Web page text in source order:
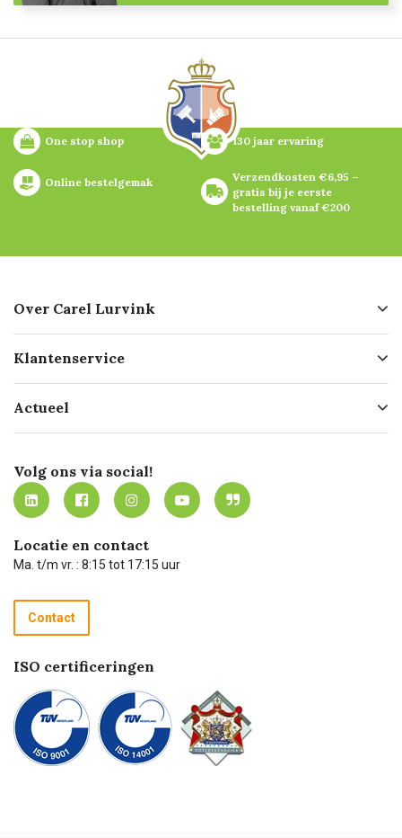
One stop shop 130 jaar ervaring
Online bestelgemak
Verzendkosten €6,95 –
gratis bij je eerste
bestelling vanaf €200
Over Carel Lurvink
Geschiedenis
Missie
Werken bij Carel Lurvink
MVO
Klantenservice
Bezorgen
Mijn Carel Lurvink
Mijn Carel Lurvink instructievideo's
Carel Lurvink App
Hulp op afstand
Technische dienst
Recycle programma
Betalen
Actueel
Innovation LAB
Tevreden klanten
Carel Lurvink Blog
Carel de podcast
Volg ons via social!
Locatie en contact
Ma. t/m vr. : 8:15 tot 17:15 uur
Contact
ISO certificeringen